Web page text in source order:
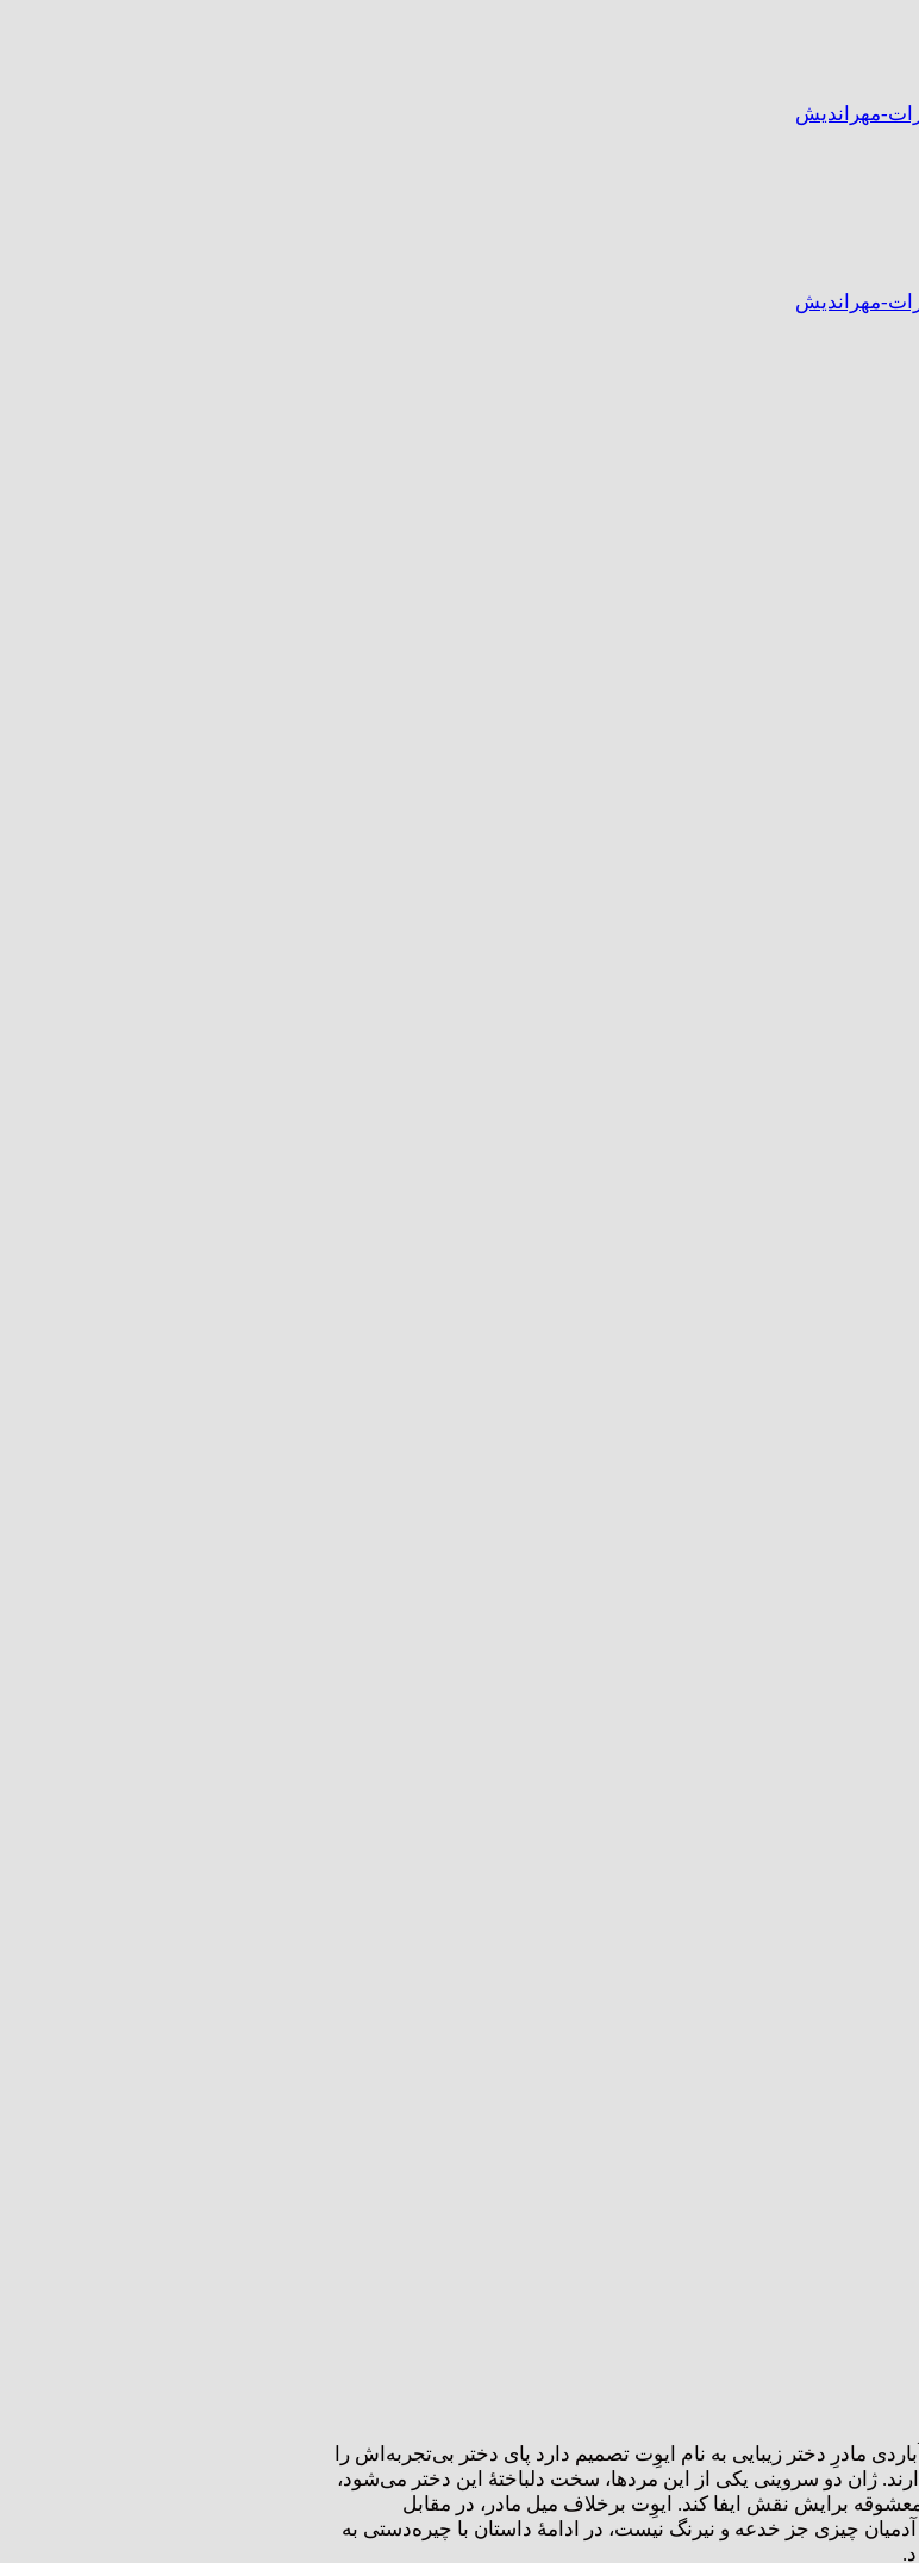
همین نام است که در ۱۸۸۴ منتشر شد. مارکیز اُباردی مادرِ دختر زیبایی به نام ایوِت تصمیم دارد پای دختر بی‌تجربه‌اش را
ژان دو سروینی یکی از این مردها، سخت دلباختۀ این دختر می‌شود،
برایش نقش ایفا کند. ایوِت برخلاف میل مادر، در مقابل
چیزی جز خدعه و نیرنگ نیست، در ادامۀ داستان با چیره‌دستی به